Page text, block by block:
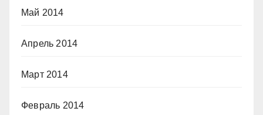
Май 2014
Апрель 2014
Март 2014
Февраль 2014